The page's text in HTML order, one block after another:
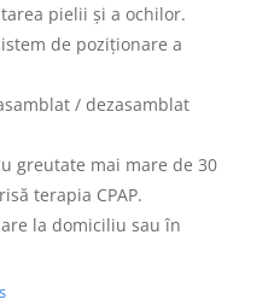
pielii și a ochilor.
de poziționare a
/ dezasamblat
greutate mai mare de 30
terapia CPAP.
la domiciliu sau în